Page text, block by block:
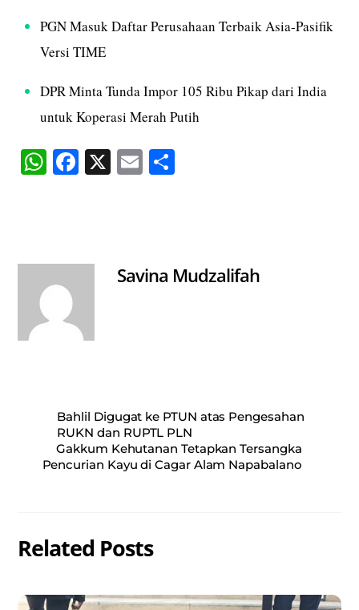
PGN Masuk Daftar Perusahaan Terbaik Asia-Pasifik
Versi TIME
DPR Minta Tunda Impor 105 Ribu Pikap dari India
untuk Koperasi Merah Putih
W
pp
Fa X E
Savina Mudzalifah
Bahlil Digugat ke PTUN atas Pengesahan
RUKN dan RUPTL PLN
Gakkum Kehutanan Tetapkan Tersangka
Pencurian Kayu di Cagar Alam Napabalano
Related Posts